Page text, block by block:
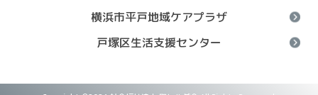
横浜市平戸地域ケアプラザ
戸塚区生活支援センター